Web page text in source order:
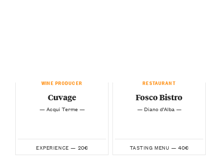
WINE PRODUCER
Cuvage
— Acqui Terme —
EXPERIENCE — 20€
RESTAURANT
Fosco Bistro
— Diano d’Alba —
TASTING MENU — 40€